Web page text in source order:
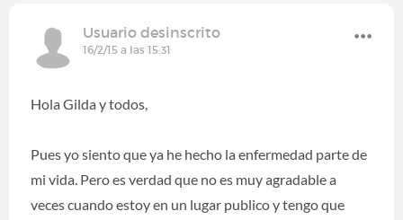
Usuario desinscrito
16/2/15 a las 15:31
Hola Gilda y todos,
Pues yo siento que ya he hecho la enfermedad parte de
mi vida. Pero es verdad que no es muy agradable a
veces cuando estoy en un lugar publico y tengo que